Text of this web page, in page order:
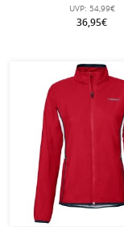
UVP: 54,99€
36,95€